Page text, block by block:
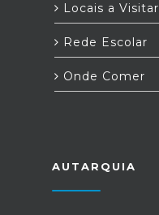
Locais a Visitar
Rede Escolar
Onde Comer
AUTARQUIA